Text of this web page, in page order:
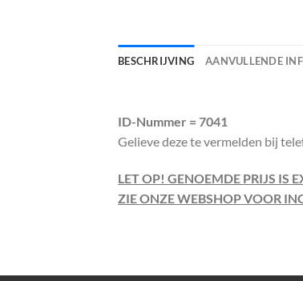
BESCHRIJVING AANVULLENDE
ID-Nummer = 7041
Gelieve deze te vermelden bij
LET OP! GENOEMDE PRIJS IS
ZIE ONZE WEBSHOP VOOR